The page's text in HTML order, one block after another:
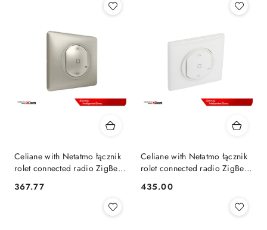
Celiane with Netatmo łącznik
rolet connected radio ZigBee
tytanowy
Cena:
367.77
Celiane with Netatmo łącznik
rolet connected radio ZigBee
Cena:
435.00